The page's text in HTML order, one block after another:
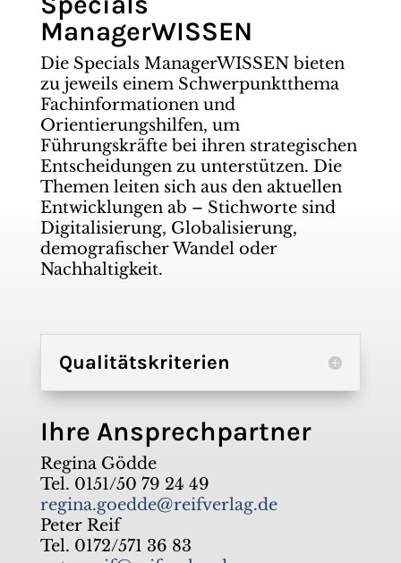
ManagerWISSEN
Die Specials ManagerWISSEN bieten
zu jeweils einem Schwerpunktthema
Fachinformationen und
Orientierungshilfen, um
Führungskräfte bei ihren strategischen
Entscheidungen zu unterstützen. Die
Themen leiten sich aus den aktuellen
Entwicklungen ab – Stichworte sind
Digitalisierung, Globalisierung,
demografischer Wandel oder
Nachhaltigkeit.
Qualitätskriterien
Ihre Ansprechpartner
Regina Gödde
Tel. 0151/50 79 24 49
regina.goedde@reifverlag.de
Peter Reif
Tel. 0172/571 36 83